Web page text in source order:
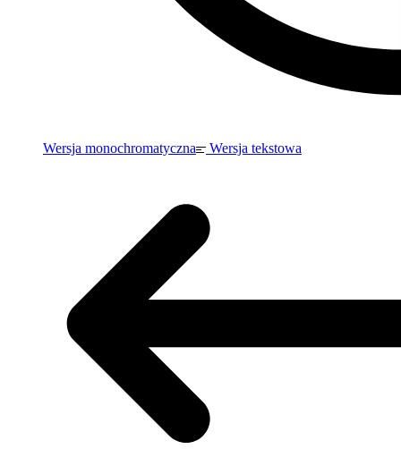
Wersja monochromatyczna Wersja tekstowa